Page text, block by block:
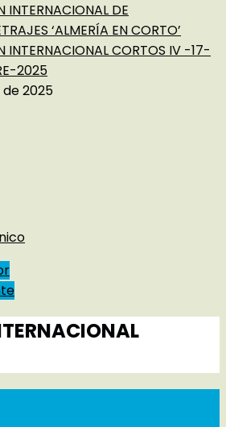
INTERNACIONAL DE
‘ALMERÍA EN CORTO’
INTERNACIONAL CORTOS IV -17-
2025
2025